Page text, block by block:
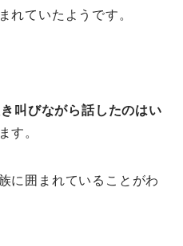
れていたようです。
き叫びながら話したのはい
す。
に囲まれていることがわ